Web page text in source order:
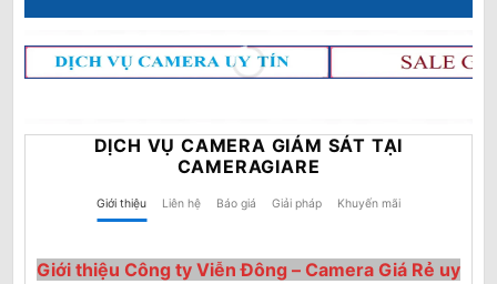
DỊCH VỤ CAMERA GIÁM SÁT TẠI
CAMERAGIARE
Giới thiệu Liên hệ Báo giá Giải pháp Khuyến mãi
Giới thiệu Công ty Viễn Đông – Camera Giá Rẻ uy